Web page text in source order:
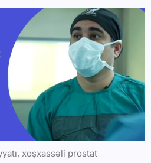
xoşxassəli prostat